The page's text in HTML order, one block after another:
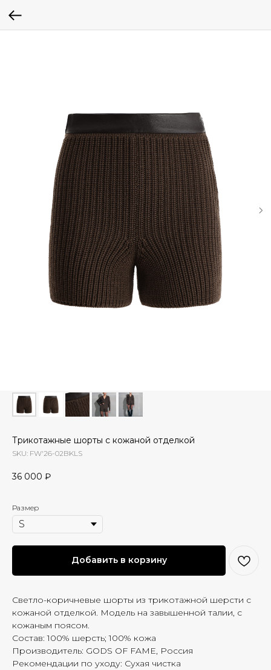
Трикотажные шорты с кожаной отделкой
SKU: FW'26-02BKLS
36 000 ₽
Размер
Добавить в корзину
Светло-коричневые шорты из трикотажной шерсти с
кожаной отделкой. Модель на завышенной талии, с
кожаным поясом.
Состав: 100% шерсть; 100% кожа
Производитель: GODS OF FAME, Россия
Рекомендации по уходу: Сухая чистка